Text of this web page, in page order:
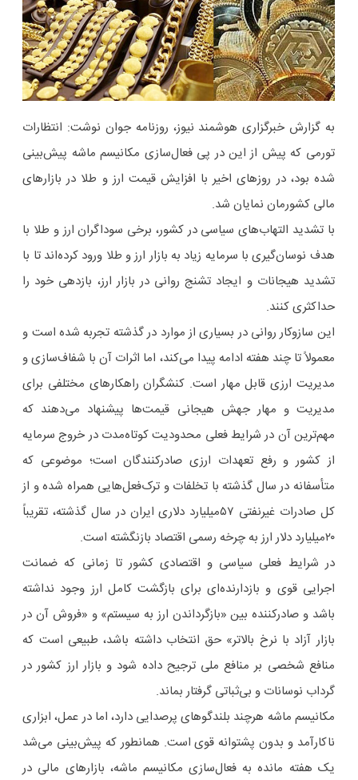
به گزارش خبرگزاری هوشمند نیوز، روزنامه جوان نوشت: انتظارات
تورمی که پیش از این در پی فعال‌سازی مکانیسم ماشه پیش‌بینی
شده بود، در روزهای اخیر با افزایش قیمت ارز و طلا در بازارهای
مالی کشورمان نمایان شد.
با تشدید التهاب‌های سیاسی در کشور، برخی سوداگران ارز و طلا با
هدف نوسان‌گیری با سرمایه زیاد به بازار ارز و طلا ورود کرده‌اند تا با
تشدید هیجانات و ایجاد تشنج روانی در بازار ارز، بازدهی خود را
حداکثری کنند.
این سازوکار روانی در بسیاری از موارد در گذشته تجربه شده است و
معمولاً تا چند هفته ادامه پیدا می‌کند، اما اثرات آن با شفاف‌سازی و
مدیریت ارزی قابل مهار است. کنشگران راهکارهای مختلفی برای
مدیریت و مهار جهش هیجانی قیمت‌ها پیشنهاد می‌دهند که
مهم‌ترین آن در شرایط فعلی محدودیت کوتاه‌مدت در خروج سرمایه
از کشور و رفع تعهدات ارزی صادرکنندگان است؛ موضوعی که
متأسفانه در سال گذشته با تخلفات و ترک‌فعل‌هایی همراه شده و از
کل صادرات غیرنفتی ۵۷‌میلیارد دلاری ایران در سال گذشته، تقریباً
۲۰‌میلیارد دلار ارز به چرخه رسمی اقتصاد بازنگشته است.
در شرایط فعلی سیاسی و اقتصادی کشور تا زمانی که ضمانت
اجرایی قوی و بازدارنده‌ای برای بازگشت کامل ارز وجود نداشته
باشد و صادرکننده بین «بازگرداندن ارز به سیستم» و «فروش آن در
بازار آزاد با نرخ بالاتر» حق انتخاب داشته باشد، طبیعی است که
منافع شخصی بر منافع ملی ترجیح داده شود و بازار ارز کشور در
گرداب نوسانات و بی‌ثباتی گرفتار بماند.
مکانیسم ماشه هرچند بلندگوهای پرصدایی دارد، اما در عمل، ابزاری
ناکارآمد و بدون پشتوانه قوی است. همانطور که پیش‌بینی می‌شد
یک هفته مانده به فعال‌سازی مکانیسم ماشه، بازارهای مالی در